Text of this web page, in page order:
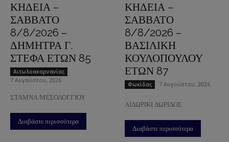
ΚΗΔΕΙΑ –
ΣΑΒΒΑΤΟ
8/8/2026 –
ΔΗΜΗΤΡΑ Γ.
ΣΤΕΦΑ ΕΤΩΝ 85
Aιτωλοακαρνανίας
7 Αυγούστου, 2026
ΣΤΑΜΝΑ ΜΕΣΟΛΟΓΓΙΟΥ
Διαβάστε περισσότερα
ΚΗΔΕΙΑ –
ΣΑΒΒΑΤΟ
8/8/2026 –
ΒΑΣΙΛΙΚΗ
ΚΟΥΛΟΠΟΥΛΟΥ
ΕΤΩΝ 87
Φωκίδας 7 Αυγούστου, 2026
ΛΙΔΩΡΙΚΙ ΔΩΡΙΔΟΣ
Διαβάστε περισσότερα